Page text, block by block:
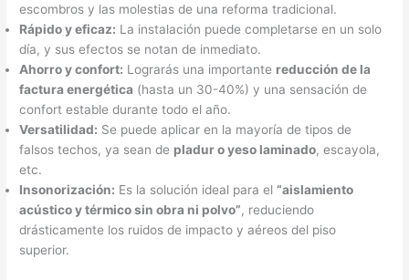
escombros y las molestias de una reforma tradicional.
Rápido y eficaz: La instalación puede completarse en un solo
día, y sus efectos se notan de inmediato.
Ahorro y confort: Lograrás una importante reducción de la
factura energética (hasta un 30-40%) y una sensación de
confort estable durante todo el año.
Versatilidad: Se puede aplicar en la mayoría de tipos de
falsos techos, ya sean de pladur o yeso laminado, escayola,
etc.
Insonorización: Es la solución ideal para el“aislamiento
acústico y térmico sin obra ni polvo”, reduciendo
drásticamente los ruidos de impacto y aéreos del piso
superior.